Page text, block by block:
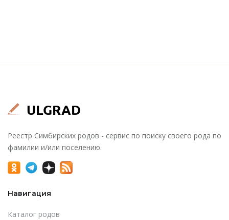
Реестр Симбирских родов - сервис по поиску своего рода по
фамилии и/или поселению.
Навигация
Каталог родов